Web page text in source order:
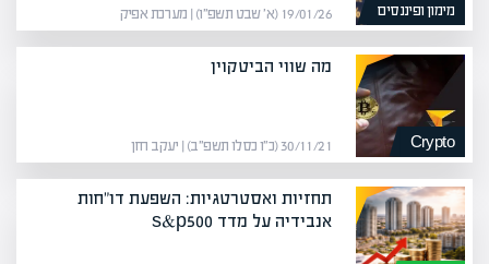
מימון ופיננסים 19/01/26 (א׳ שבט תשפ״ו) | מערכת אפיק
Crypto
מה שווי הביטקוין
30/11/21 (כ״ו כסלו תשפ״ב) | יעקב חזן
תחזיות ואסטרטגיות: השפעת דו"חות
אנבידיה על מדד s&p500